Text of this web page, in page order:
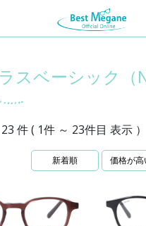
スベーシック（
件 ( 1件 ～ 23件目 表示 ）
新着順 価格が高